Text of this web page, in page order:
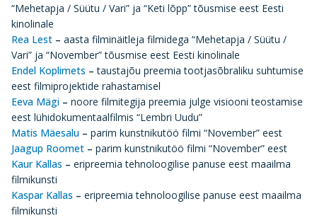
“Mehetapja / Süütu / Vari” ja “Keti lõpp” tõusmise eest Eesti
kinolinale
Rea Lest – aasta filminäitleja filmidega “Mehetapja / Süütu /
Vari” ja “November” tõusmise eest Eesti kinolinale
Endel Koplimets – taustajõu preemia tootjasõbraliku suhtumise
eest filmiprojektide rahastamisel
Eeva Mägi – noore filmitegija preemia julge visiooni teostamise
eest lühidokumentaalfilmis “Lembri Uudu”
Matis Mäesalu – parim kunstnikutöö filmi “November” eest
Jaagup Roomet – parim kunstnikutöö filmi “November” eest
Kaur Kallas – eripreemia tehnoloogilise panuse eest maailma
filmikunsti
Kaspar Kallas – eripreemia tehnoloogilise panuse eest maailma
filmikunsti